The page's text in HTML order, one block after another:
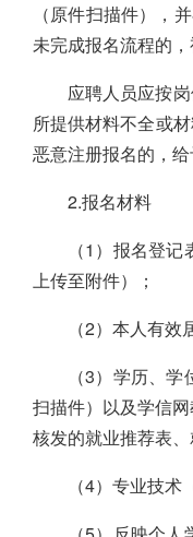
（原件扫描件），
未完成报名流程的
应聘人员应按
所提供材料不全或
恶意注册报名的，
2.报名材料
（1）报名登
上传至附件）；
（2）本人有
（3）学历、
扫描件）以及学信
核发的就业推荐表
（4）专业技